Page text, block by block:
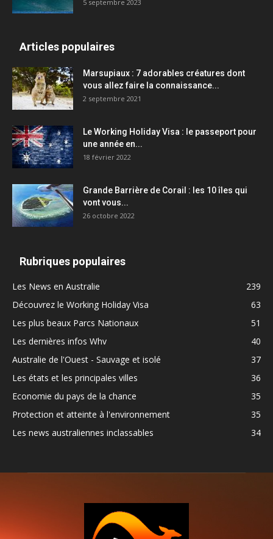
5 septembre 2023
Articles populaires
Marsupiaux : 7 adorables créatures dont
vous allez faire la connaissance...
2 septembre 2021
Le Working Holiday Visa : le passeport pour
une année en...
18 février 2022
Grande Barrière de Corail : les 10 îles qui
vont vous...
26 octobre 2022
Rubriques populaires
Les News en Australie
239
Découvrez le Working Holiday Visa
63
Les plus beaux Parcs Nationaux
51
Les dernières infos Whv
40
Australie de l'Ouest - Sauvage et isolé
37
Les états et les principales villes
36
Economie du pays de la chance
35
Protection et atteinte à l'environnement
35
Les news australiennes inclassables
34